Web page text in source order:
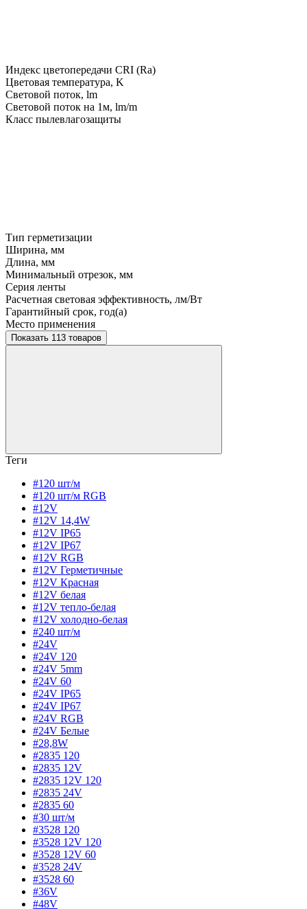
Индекс цветопередачи CRI (Ra)
Цветовая температура, K
Световой поток, lm
Световой поток на 1м, lm/m
Класс пылевлагозащиты
Тип герметизации
Ширина, мм
Длина, мм
Минимальный отрезок, мм
Серия ленты
Расчетная световая эффективность, лм/Вт
Гарантийный срок, год(а)
Место применения
Показать 113 товаров
Теги
#120 шт/м
#120 шт/м RGB
#12V
#12V 14,4W
#12V IP65
#12V IP67
#12V RGB
#12V Герметичные
#12V Красная
#12V белая
#12V тепло-белая
#12V холодно-белая
#240 шт/м
#24V
#24V 120
#24V 5mm
#24V 60
#24V IP65
#24V IP67
#24V RGB
#24V Белые
#28,8W
#2835 120
#2835 12V
#2835 12V 120
#2835 24V
#2835 60
#30 шт/м
#3528 120
#3528 12V 120
#3528 12V 60
#3528 24V
#3528 60
#36V
#48V